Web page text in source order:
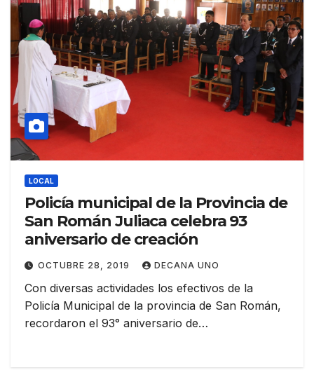
LOCAL
Policía municipal de la Provincia de
San Román Juliaca celebra 93
aniversario de creación
OCTUBRE 28, 2019 DECANA UNO
Con diversas actividades los efectivos de la
Policía Municipal de la provincia de San Román,
recordaron el 93° aniversario de…